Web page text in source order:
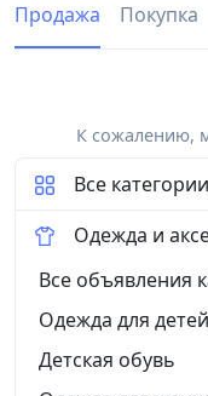
Продажа Покупка
К сожалению,
Все категории
Одежда и
Все объявления
Одежда для детей
Детская обувь